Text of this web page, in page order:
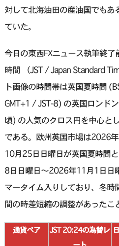
対して北海油田の産油国でもあ
ていた。
今日の東西FXニュース執筆終
時間 （JST / Japan Standard
ト画像の時間帯は英国夏時間
GMT+1 / JST-8) の英国ロンド
頃) の人気のクロス円を中心と
である。欧州英国市場は2026
10月25日日曜日が英国夏時間
8日日曜日〜2026年11月1日日
マータイム入りしており、冬
間の時差短縮の調整があったこ
通貨ペア
JST 20:24の為替レ